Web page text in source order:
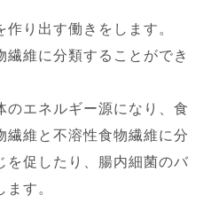
り出す働きをします。
繊維に分類することができ
のエネルギー源になり、食
繊維と不溶性食物繊維に分
を促したり、腸内細菌のバ
す。